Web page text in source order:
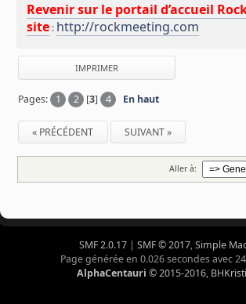
Revenir sur le portail d’accueil
site : http://rockmeeting.com
IMPRIMER
Pages: 1 2 [3] 4 En haut
« PRÉCÉDENT SUIVANT »
Aller à:
SMF 2.0.17| SMF © 2017,Simple
Page générée en 0.026 secondes avec
AlphaCentauri © 2015-2016,